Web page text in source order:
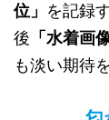
位」 を記録
後 「水着画像
も淡い期待